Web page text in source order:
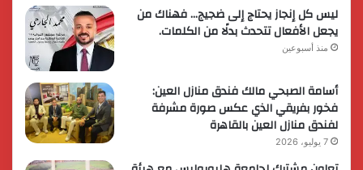
ليس كل إنجاز يحتاج إلى ضجيج… فهناك من
يجعل الأفعال تتحدث بدلًا من الكلمات.
منذ أسبوعين
أسامة الصبحي مالك فندق منازل العين:
فخور بفريقي الذي عكس صورة مشرفة
لفندق منازل العين بالقاهرة
7 يوليو، 2026